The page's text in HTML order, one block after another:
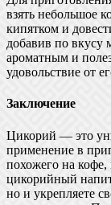
взять небольшое
кипятком и
добавив по вкусу
ароматным и
удовольствие от
Заключение
Цикорий — это
применение в
похожего на
цикорийный
но и укрепляете